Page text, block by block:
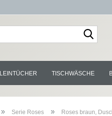
LEINTÜCHER TISCHWÄSCHE
» Serie Roses » Roses braun,